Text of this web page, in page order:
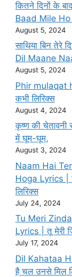
कितने दिनों के
Baad Mile
August 5, 2024
साथिया बिन तेरे
Dil Maane
August 5, 2024
Phir mulaqat
कभी लिरिक्स
August 4, 2024
कृष्ण की चेतावनी
में घूम-घूम,
August 3, 2024
Naam Hai
Hoga Lyrics |
लिरिक्स
July 24, 2024
Tu Meri
Lyrics | तू मेरी
July 17, 2024
Dil Kahataa
है चल उनसे मिल